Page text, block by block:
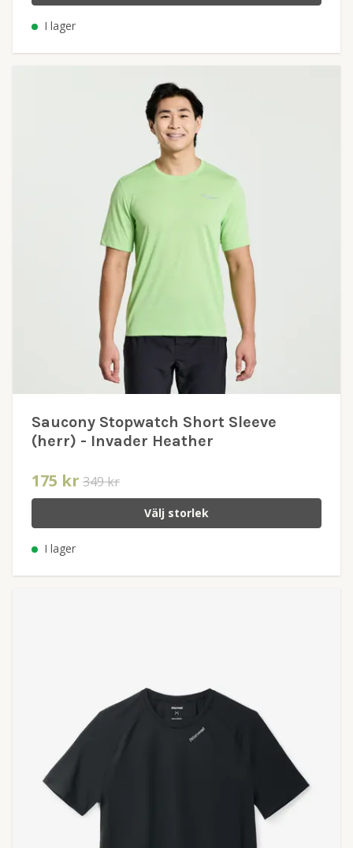
I lager
Saucony Stopwatch Short Sleeve
(herr) - Invader Heather
175 kr 349 kr
Välj storlek
I lager